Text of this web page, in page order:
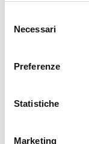
delNecessari
Preferenze
Statistiche
Marketing
Fa parte di